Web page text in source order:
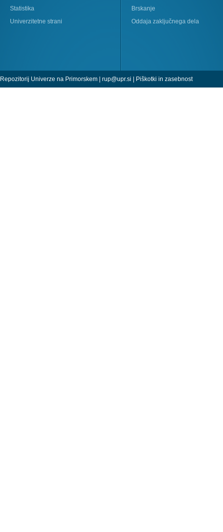
Statistika
Univerzitetne strani
Brskanje
Oddaja zaključnega dela
Repozitorij Univerze na Primorskem | rup@upr.si | Piškotki in zasebnost